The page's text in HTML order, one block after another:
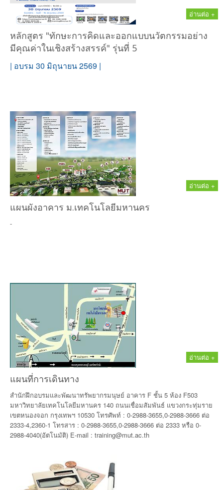
อ่านต่อ +
หลักสูตร "ทักษะการคิดและออกแบบนวัตกรรมอย่าง
มีคุณค่าในเชิงสร้างสรรค์" รุ่นที่ 5
| อบรม 30 มิถุนายน 2569 |
อ่านต่อ +
แผนผังอาคาร ม.เทคโนโลยีมหานคร
-
อ่านต่อ +
แผนที่การเดินทาง
สำนักฝึกอบรมและพัฒนาทรัพยากรมนุษย์ อาคาร F ชั้น 5 ห้อง F503
มหาวิทยาลัยเทคโนโลยีมหานคร 140 ถนนเชื่อมสัมพันธ์ แขวงกระทุ่มราย
เขตหนองจอก กรุงเทพฯ 10530 โทรศัพท์ : 0-2988-3655,0-2988-3666 ต่อ
2333-4,2360-1 โทรสาร : 0-2988-3655,0-2988-3666 ต่อ 2333 หรือ 0-
2988-4040(อัตโนมัติ) E-mail : training@mut.ac.th